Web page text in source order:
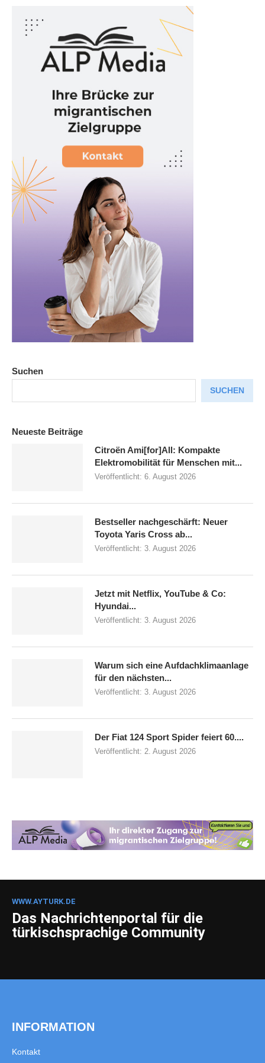
Suchen
SUCHEN
Neueste Beiträge
Citroën Ami[for]All: Kompakte
Elektromobilität für Menschen mit...
Veröffentlicht: 6. August 2026
Bestseller nachgeschärft: Neuer
Toyota Yaris Cross ab...
Veröffentlicht: 3. August 2026
Jetzt mit Netflix, YouTube & Co:
Hyundai...
Veröffentlicht: 3. August 2026
Warum sich eine Aufdachklimaanlage
für den nächsten...
Veröffentlicht: 3. August 2026
Der Fiat 124 Sport Spider feiert 60....
Veröffentlicht: 2. August 2026
INFORMATION
Kontakt
WWW.AYTURK.DE
Das Nachrichtenportal für die
türkischsprachige Community